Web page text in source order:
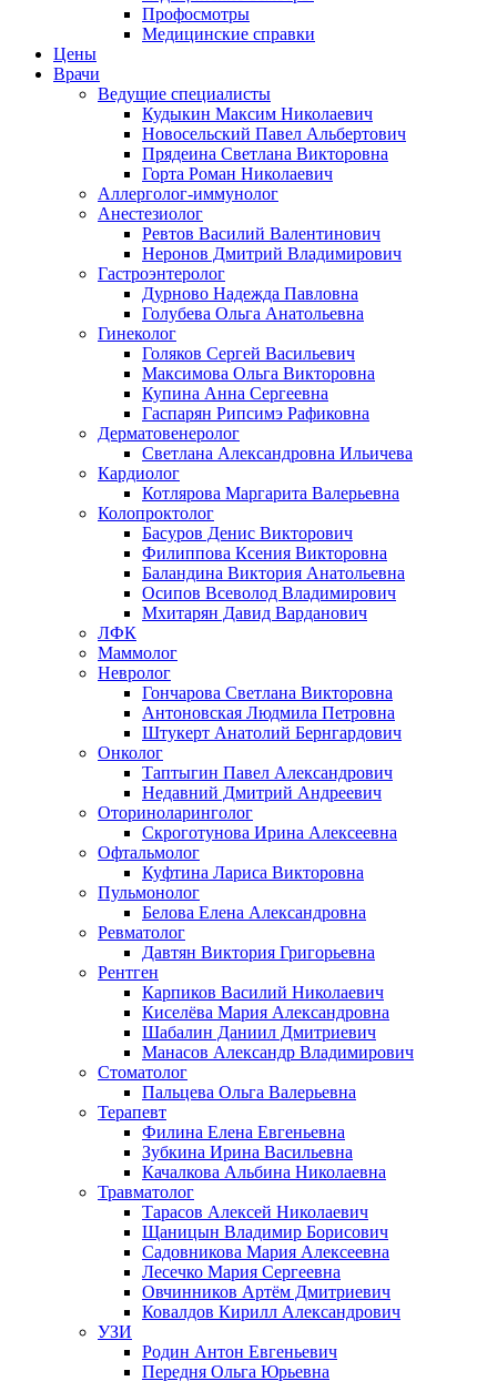
Профосмотры
Медицинские справки
Цены
Врачи
Ведущие специалисты
Кудыкин Максим Николаевич
Новосельский Павел Альбертович
Прядеина Светлана Викторовна
Горта Роман Николаевич
Аллерголог-иммунолог
Анестезиолог
Ревтов Василий Валентинович
Неронов Дмитрий Владимирович
Гастроэнтеролог
Дурново Надежда Павловна
Голубева Ольга Анатольевна
Гинеколог
Голяков Сергей Васильевич
Максимова Ольга Викторовна
Купина Анна Сергеевна
Гаспарян Рипсимэ Рафиковна
Дерматовенеролог
Светлана Александровна Ильичева
Кардиолог
Котлярова Маргарита Валерьевна
Колопроктолог
Басуров Денис Викторович
Филиппова Ксения Викторовна
Баландина Виктория Анатольевна
Осипов Всеволод Владимирович
Мхитарян Давид Варданович
ЛФК
Маммолог
Невролог
Гончарова Светлана Викторовна
Антоновская Людмила Петровна
Штукерт Анатолий Бернгардович
Онколог
Таптыгин Павел Александрович
Недавний Дмитрий Андреевич
Оториноларинголог
Скроготунова Ирина Алексеевна
Офтальмолог
Куфтина Лариса Викторовна
Пульмонолог
Белова Елена Александровна
Ревматолог
Давтян Виктория Григорьевна
Рентген
Карпиков Василий Николаевич
Киселёва Мария Александровна
Шабалин Даниил Дмитриевич
Манасов Александр Владимирович
Стоматолог
Пальцева Ольга Валерьевна
Терапевт
Филина Елена Евгеньевна
Зубкина Ирина Васильевна
Качалкова Альбина Николаевна
Травматолог
Тарасов Алексей Николаевич
Щаницын Владимир Борисович
Садовникова Мария Алексеевна
Лесечко Мария Сергеевна
Овчинников Артём Дмитриевич
Ковалдов Кирилл Александрович
УЗИ
Родин Антон Евгеньевич
Передня Ольга Юрьевна